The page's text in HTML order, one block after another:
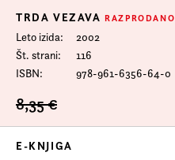
Kontakt
Foreign Rights
TRDA VEZAVARAZPRODANO
Leto izida
2002
Št. strani
116
ISBN
978-961-6356-64-0
8,35 €
E-KNJIGA